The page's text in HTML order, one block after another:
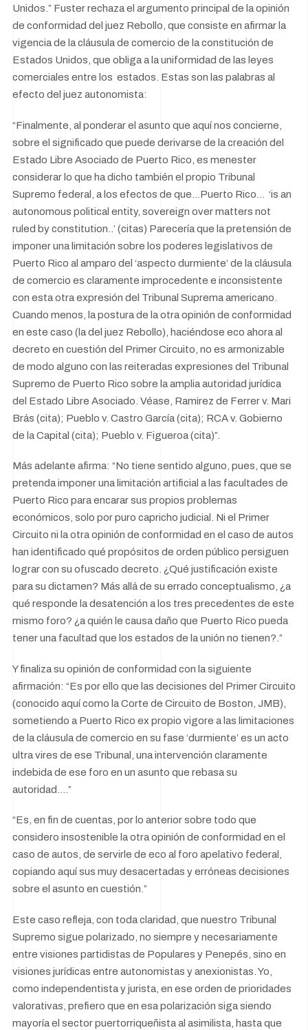
Unidos.” Fuster rechaza el argumento principal de la opinión
de conformidad del juez Rebollo, que consiste en afirmar la
vigencia de la cláusula de comercio de la constitución de
Estados Unidos, que obliga a la uniformidad de las leyes
comerciales entre los estados. Estas son las palabras al
efecto del juez autonomista:
“Finalmente, al ponderar el asunto que aquí nos concierne,
sobre el significado que puede derivarse de la creación del
Estado Libre Asociado de Puerto Rico, es menester
considerar lo que ha dicho también el propio Tribunal
Supremo federal, a los efectos de que...Puerto Rico… ‘is an
autonomous political entity, sovereign over matters not
ruled by constitution..’ (citas) Parecería que la pretensión de
imponer una limitación sobre los poderes legislativos de
Puerto Rico al amparo del ‘aspecto durmiente’ de la cláusula
de comercio es claramente improcedente e inconsistente
con esta otra expresión del Tribunal Suprema americano.
Cuando menos, la postura de la otra opinión de conformidad
en este caso (la del juez Rebollo), haciéndose eco ahora al
decreto en cuestión del Primer Circuito, no es armonizable
de modo alguno con las reiteradas expresiones del Tribunal
Supremo de Puerto Rico sobre la amplia autoridad jurídica
del Estado Libre Asociado. Véase, Ramirez de Ferrer v. Mari
Brás (cita); Pueblo v. Castro García (cita); RCA v. Gobierno
de la Capital (cita); Pueblo v. Figueroa (cita)”.
Más adelante afirma: “No tiene sentido alguno, pues, que se
pretenda imponer una limitación artificial a las facultades de
Puerto Rico para encarar sus propios problemas
económicos, solo por puro capricho judicial. Ni el Primer
Circuito ni la otra opinión de conformidad en el caso de autos
han identificado qué propósitos de orden público persiguen
lograr con su ofuscado decreto. ¿Qué justificación existe
para su dictamen? Más allá de su errado conceptualismo, ¿a
qué responde la desatención a los tres precedentes de este
mismo foro? ¿a quién le causa daño que Puerto Rico pueda
tener una facultad que los estados de la unión no tienen?.”
Y finaliza su opinión de conformidad con la siguiente
afirmación: “Es por ello que las decisiones del Primer Circuito
(conocido aquí como la Corte de Circuito de Boston, JMB),
sometiendo a Puerto Rico ex propio vigore a las limitaciones
de la cláusula de comercio en su fase ‘durmiente’ es un acto
ultra vires de ese Tribunal, una intervención claramente
indebida de ese foro en un asunto que rebasa su
autoridad….”
“Es, en fin de cuentas, por lo anterior sobre todo que
considero insostenible la otra opinión de conformidad en el
caso de autos, de servirle de eco al foro apelativo federal,
copiando aquí sus muy desacertadas y erróneas decisiones
sobre el asunto en cuestión.”
Este caso refleja, con toda claridad, que nuestro Tribunal
Supremo sigue polarizado, no siempre y necesariamente
entre visiones partidistas de Populares y Penepés, sino en
visiones jurídicas entre autonomistas y anexionistas. Yo,
como independentista y jurista, en ese orden de prioridades
valorativas, prefiero que en esa polarización siga siendo
mayoría el sector puertorriqueñista al asimilista, hasta que